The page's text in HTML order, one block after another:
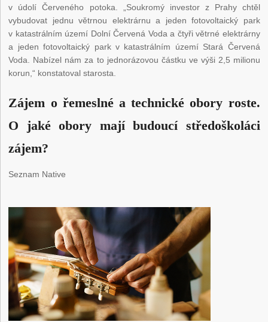
v údolí Červeného potoka. „Soukromý investor z Prahy chtěl
vybudovat jednu větrnou elektrárnu a jeden fotovoltaický park
v katastrálním území Dolní Červená Voda a čtyři větrné elektrárny
a jeden fotovoltaický park v katastrálním území Stará Červená
Voda. Nabízel nám za to jednorázovou částku ve výši 2,5 milionu
korun,“ konstatoval starosta.
Zájem o řemeslné a technické obory roste.
O jaké obory mají budoucí středoškoláci
zájem?
Seznam Native